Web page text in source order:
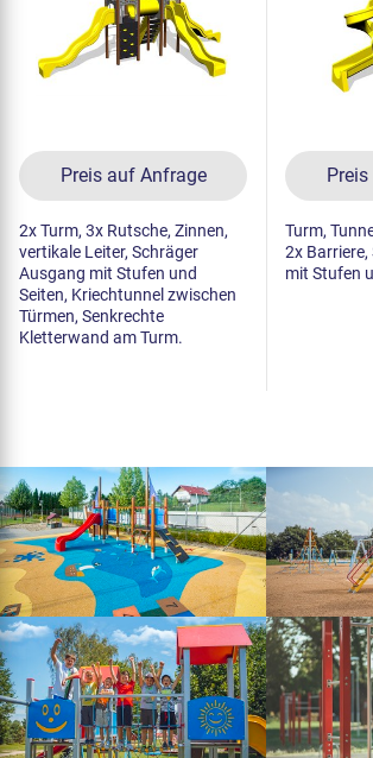
Preis auf Anfrage
2x Turm, 3x Rutsche, Zinnen,
vertikale Leiter, Schräger
Ausgang mit Stufen und
Seiten, Kriechtunnel zwischen
Türmen, Senkrechte
Kletterwand am Turm.
Turm,
2x
mit Stufen